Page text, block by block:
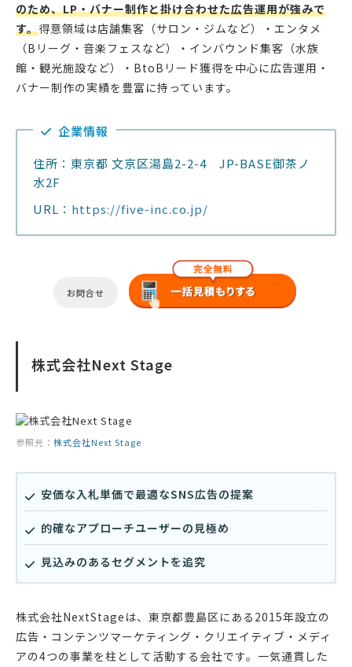
のため、LP・バナー制作と掛け合わせた広告運用が強みで
す。得意領域は店舗集客（サロン・ジムなど）・エンタメ
（Bリーグ・音楽フェスなど）・インバウンド集客（水族
館・観光施設など）・BtoBリード獲得を中心に広告運用・
バナー制作の実績を豊富に持っています。
企業情報
住所：東京都 文京区湯島2-2-4 JP-BASE御茶ノ
水2F
URL： https://five-inc.co.jp/
お問合せ
株式会社Next Stage
参照元： 株式会社Next Stage
安価な入札単価で最適なSNS広告の提案
的確なアプローチユーザーの見極め
見込みのあるセグメントを追究
株式会社NextStageは、東京都豊島区にある2015年設立の
広告・コンテンツマーケティング・クリエイティブ・メディ
アの4つの事業を柱として活動する会社です。一気通貫した